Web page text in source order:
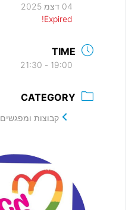
04 דצמ 2025
Expired!
TIME
19:00 - 21:30
CATEGORY
קבוצות ומפגשים